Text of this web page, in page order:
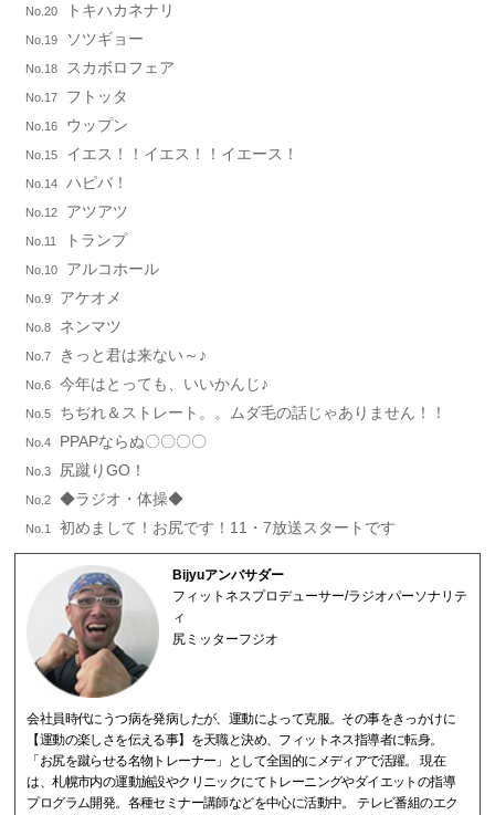
No.20 トキハカネナリ
No.19 ソツギョー
No.18 スカボロフェア
No.17 フトッタ
No.16 ウップン
No.15 イエス！！イエス！！イエース！
No.14 ハピバ！
No.12 アツアツ
No.11 トランプ
No.10 アルコホール
No.9 アケオメ
No.8 ネンマツ
No.7 きっと君は来ない～♪
No.6 今年はとっても、いいかんじ♪
No.5 ちぢれ＆ストレート。。ムダ毛の話じゃありません！！
No.4 PPAPならぬ〇〇〇〇
No.3 尻蹴りGO！
No.2 ◆ラジオ・体操◆
No.1 初めまして！お尻です！11・7放送スタートです
Bijyuアンバサダー
フィットネスプロデューサー/ラジオパーソナリテ
ィ
尻ミッターフジオ
会社員時代にうつ病を発病したが、運動によって克服。その事をきっかけに
【運動の楽しさを伝える事】を天職と決め、フィットネス指導者に転身。
「お尻を蹴らせる名物トレーナー」として全国的にメディアで活躍。 現在
は、札幌市内の運動施設やクリニックにてトレーニングやダイエットの指導
プログラム開発。各種セミナー講師などを中心に活動中。 テレビ番組のエク